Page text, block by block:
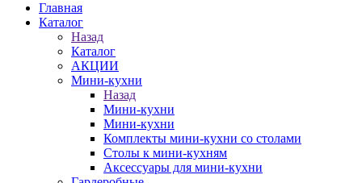
Главная
Каталог
Назад
Каталог
АКЦИИ
Мини-кухни
Назад
Мини-кухни
Мини-кухни
Комплекты мини-кухни со столами
Столы к мини-кухням
Аксессуары для мини-кухни